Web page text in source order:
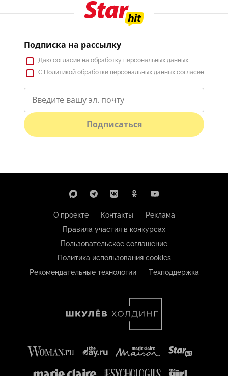
Подписка на рассылку
Даю согласие на обработку персональных данных
С Политикой обработки персональных данных согласен
Подписаться
О проекте Контакты
Реклама
Правила участия в конкурсах
Пользовательское соглашение
Политика использования cookies
Рекомендательные технологии
Техподдержка